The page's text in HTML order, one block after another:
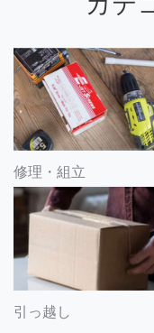
修理・組立
引っ越し